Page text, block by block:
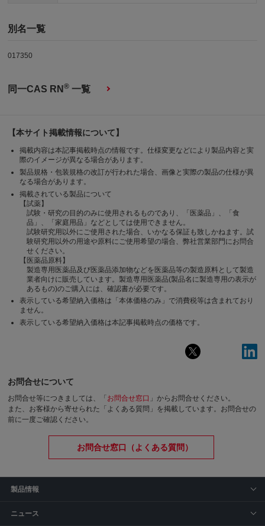
別名一覧
017350
同一CAS RN® 一覧
【本サイト掲載情報について】
掲載内容は本記事掲載時点の情報です。仕様変更などにより製品内容と実
際のイメージが異なる場合があります。
製品規格・包装規格の改訂が行われた場合、画像と実際の製品の仕様が異
なる場合があります。
掲載されている製品について
【試薬】
試験・研究の目的のみに使用されるものであり、「医薬品」、「食
品」、「家庭用品」などとしては使用できません。
試験研究用以外にご使用された場合、いかなる保証も致しかねます。試
験研究用以外の用途や原料にご使用希望の場合、弊社営業部門にお問合
せください。
【医薬品原料】
製造専用医薬品及び医薬品添加物などを医薬品等の製造原料として製造
業者向けに販売しています。製造専用医薬品(製品名に製造専用の表示が
あるもの)のご購入には、確認書が必要です。
表示している希望納入価格は「本体価格のみ」で消費税等は含まれており
ません。
表示している希望納入価格は本記事掲載時点の価格です。
お問合せについて
お問合せ等につきましては、「 お問合せ窓口 」からお問合せください。
また、お客様から寄せられた「よくある質問」を掲載しています。お問合せの
前に一度ご確認ください。
お問合せ窓口（よくある質問）
製品情報
ニュース